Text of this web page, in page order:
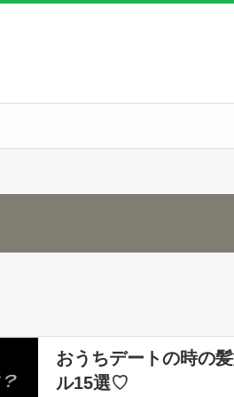
おうちデートの時の
ル15選♡